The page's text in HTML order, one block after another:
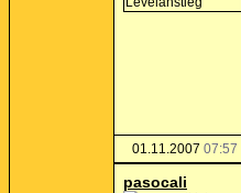
01.11.2007 07:57
pasocali